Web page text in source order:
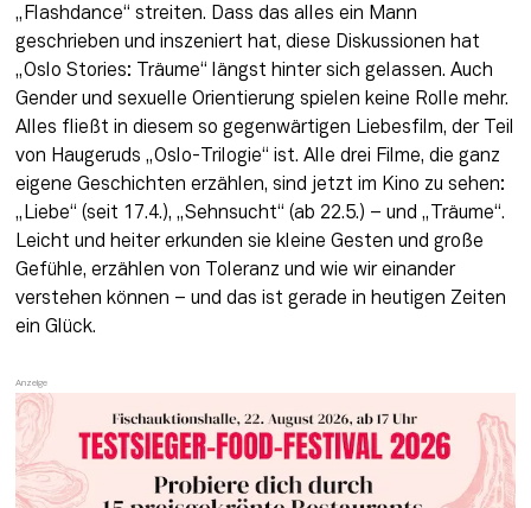
„Flashdance“ streiten. Dass das alles ein Mann
geschrieben und inszeniert hat, diese Diskussionen hat
„Oslo Stories: Träume“ längst hinter sich gelassen. Auch
Gender und sexuelle Orientierung spielen keine Rolle mehr.
Alles fließt in diesem so gegenwärtigen Liebesfilm, der Teil
von Haugeruds „Oslo-Trilogie“ ist. Alle drei Filme, die ganz
eigene Geschichten erzählen, sind jetzt im Kino zu sehen:
„Liebe“ (seit 17.4.), „Sehnsucht“ (ab 22.5.) – und „Träume“.
Leicht und heiter erkunden sie kleine Gesten und große
Gefühle, erzählen von Toleranz und wie wir einander
verstehen können – und das ist gerade in heutigen Zeiten
ein Glück.